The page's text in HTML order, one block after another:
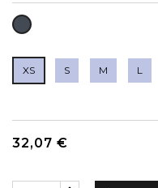
NOIR
XS S M L
32,07 €